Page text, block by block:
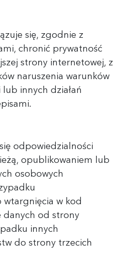
się, zgodnie z
chronić prywatność
strony internetowej, z
naruszenia warunków
innych działań
odpowiedzialności
opublikowaniem lub
osobowych
w kod
od strony
innych
do strony trzecich